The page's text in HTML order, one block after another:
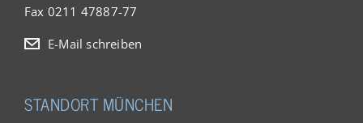
Fax 0211 47887-77
E-Mail schreiben
STANDORT MÜNCHEN